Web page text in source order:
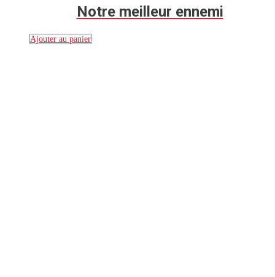
Notre meilleur ennemi
Ajouter au panier